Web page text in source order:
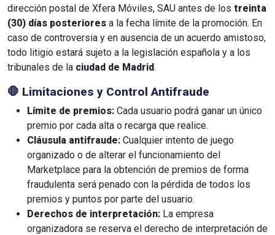
dirección postal de Xfera Móviles, SAU antes de los treinta
(30) días posteriores a la fecha límite de la promoción. En
caso de controversia y en ausencia de un acuerdo amistoso,
todo litigio estará sujeto a la legislación española y a los
tribunales de la ciudad de Madrid.
🛑 Limitaciones y Control Antifraude
Límite de premios: Cada usuario podrá ganar un único
premio por cada alta o recarga que realice.
Cláusula antifraude: Cualquier intento de juego
organizado o de alterar el funcionamiento del
Marketplace para la obtención de premios de forma
fraudulenta será penado con la pérdida de todos los
premios y puntos por parte del usuario.
Derechos de interpretación: La empresa
organizadora se reserva el derecho de interpretación de